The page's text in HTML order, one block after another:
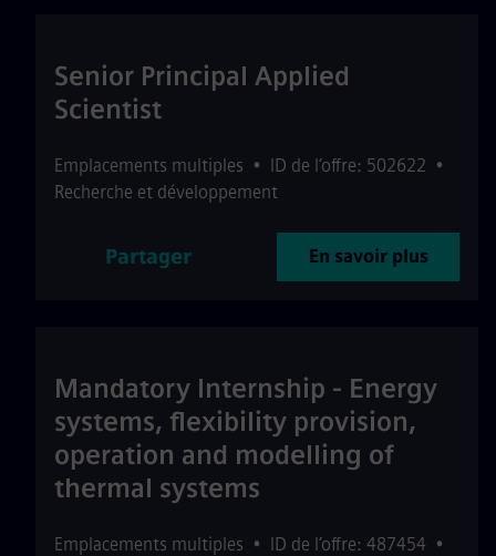
Senior Principal Applied
Scientist
Emplacements multiples • ID de l’offre: 502622 •
Recherche et développement
Partager En savoir plus
Mandatory Internship - Energy
systems, flexibility provision,
operation and modelling of
thermal systems
Emplacements multiples • ID de l’offre: 487454 •